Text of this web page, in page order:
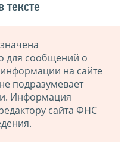
для сообщений о
на сайте
подразумевает
Информация
сайта ФНС